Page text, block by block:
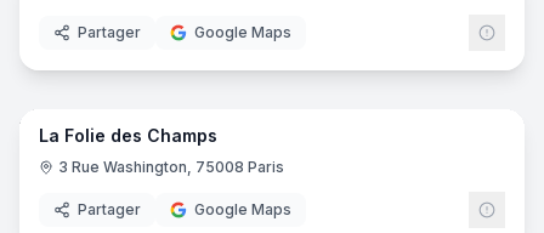
Partager Google Maps
7
La Folie des Champs
3 Rue Washington, 75008 Paris
Partager Google Maps
14